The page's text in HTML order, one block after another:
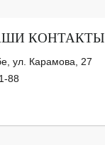
КОНТАКТЫ
ул. Карамова, 27
88